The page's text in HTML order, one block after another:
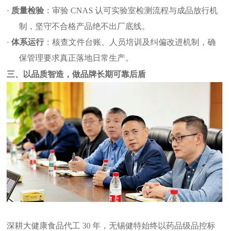
· 质量检验 ：审验 CNAS认可实验室检测流程与成品放行机
制，坚守不合格产品绝不出厂底线。
·体系运行：核查文件台账、人员培训及纠偏改进机制，确
保管理要求真正落地日常生产。
三、
以品质智造，做品牌长期可靠后盾
深耕大健康食品代工 30 年，无锡健特始终以药品级品控标